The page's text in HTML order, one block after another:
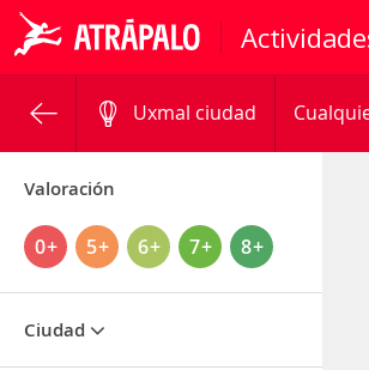
Uxmal ciudad
Valoración
0+ 5+ 6+ 7+ 8+
Ciudad